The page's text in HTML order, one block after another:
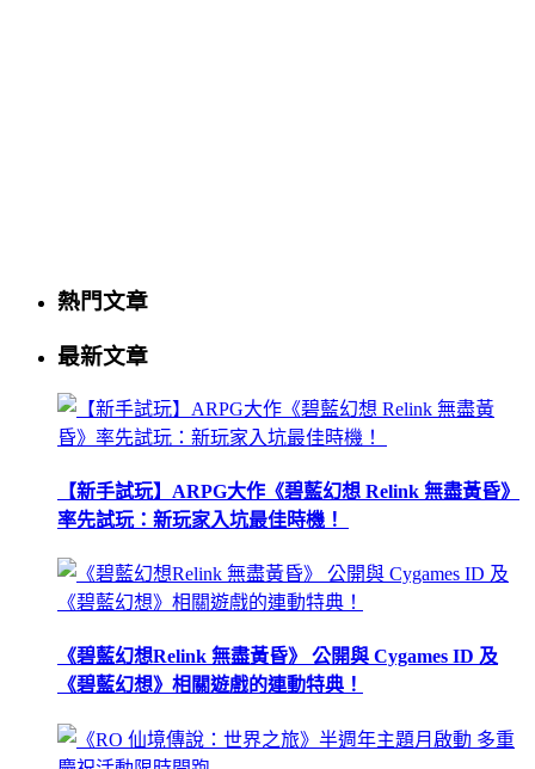
熱門文章
最新文章
【新手試玩】ARPG大作《碧藍幻想 Relink 無盡黃昏》
率先試玩：新玩家入坑最佳時機！
《碧藍幻想Relink 無盡黃昏》 公開與 Cygames ID 及
《碧藍幻想》相關遊戲的連動特典！